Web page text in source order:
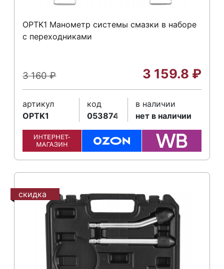
OPTK1 Манометр системы смазки в наборе
с переходниками
3 160₽ 3 159.8 ₽
артикул
OPTK1
код
053874
в наличии
нет в наличии
скидка